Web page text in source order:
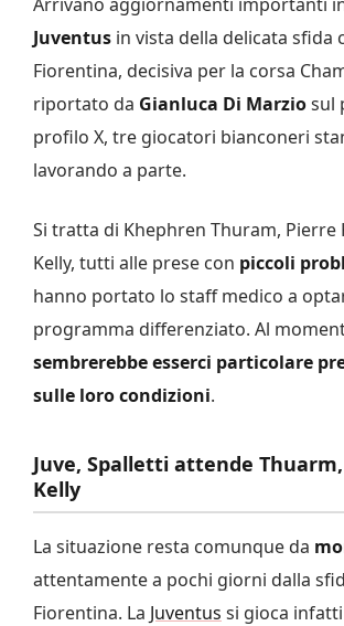
Juventus in vista della delicata sfida
Fiorentina, decisiva per la corsa
riportato da Gianluca Di Marziosul
profilo X, tre giocatori bianconeri
lavorando a parte.
Si tratta di Khephren Thuram, Pierre
Kelly, tutti alle prese con piccoli
hanno portato lo staff medico a
programma differenziato. Al
sembrerebbe esserci particolare
sulle loro condizioni.
Juve, Spalletti attende
Kelly
La situazione resta comunque da
attentamente a pochi giorni dalla
Fiorentina. La Juventus si gioca